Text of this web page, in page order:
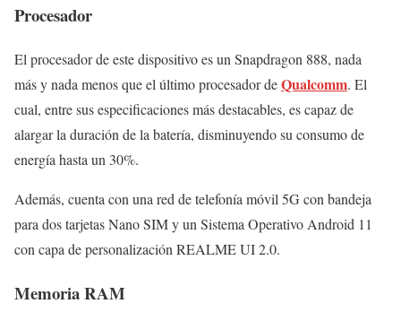
Procesador
El procesador de este dispositivo es un Snapdragon 888, nada
más y nada menos que el último procesador deQualcomm. El
cual, entre sus especificaciones más destacables, es capaz de
alargar la duración de la batería, disminuyendo su consumo de
energía hasta un 30%.
Además, cuenta con una red de telefonía móvil 5G con bandeja
para dos tarjetas Nano SIM y un Sistema Operativo Android 11
con capa de personalización REALME UI 2.0.
Memoria RAM